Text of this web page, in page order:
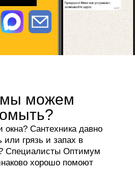
можем
окна? Сантехника давно
грязь и запах в
Специалисты Оптимум
хорошо помоют